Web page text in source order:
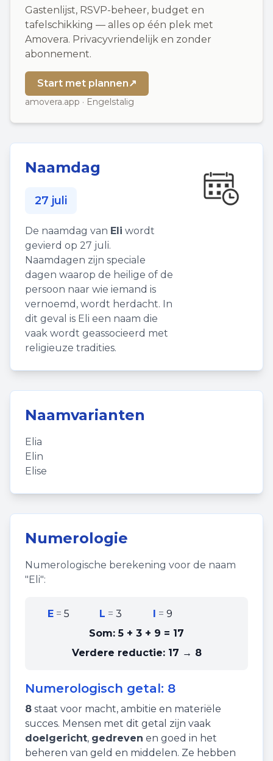
Gastenlijst, RSVP-beheer, budget en
tafelschikking — alles op één plek met
Amovera. Privacyvriendelijk en zonder
abonnement.
Start met plannen↗
amovera.app · Engelstalig
Naamdag
27 juli
De naamdag van Eli wordt
gevierd op 27 juli.
Naamdagen zijn speciale
dagen waarop de heilige of de
persoon naar wie iemand is
vernoemd, wordt herdacht. In
dit geval is Eli een naam die
vaak wordt geassocieerd met
religieuze tradities.
Naamvarianten
Elia
Elin
Elise
Numerologie
Numerologische berekening voor de naam
"Eli":
E= 5 L = 3 I = 9
Som:5 + 3 + 9 = 17
Verdere reductie: 17 → 8
Numerologisch getal: 8
8 staat voor macht, ambitie en materiële
succes. Mensen met dit getal zijn vaak
doelgericht, gedreven en goed in het
beheren van geld en middelen. Ze hebben